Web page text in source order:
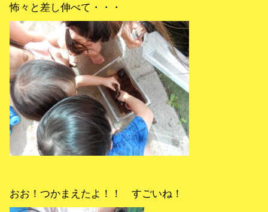
怖々と差し伸べて・・・
おお！つかまえたよ！！ すごいね！